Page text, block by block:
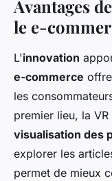
Avantages
le e-
L'innovation
e-commerce
les
premier lieu, la
visualisation des
explorer les
permet de mieux